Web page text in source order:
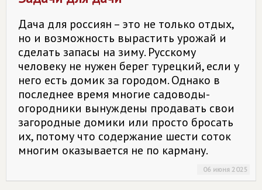
Дача для россиян – это не только отдых,
но и возможность вырастить урожай и
сделать запасы на зиму. Русскому
человеку не нужен берег турецкий, если у
него есть домик за городом. Однако в
последнее время многие садоводы-
огородники вынуждены продавать свои
загородные домики или просто бросать
их, потому что содержание шести соток
многим оказывается не по карману.
06 июня 2025